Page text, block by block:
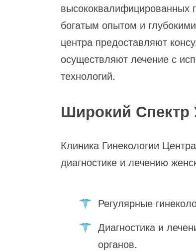
высококвалифицированных
богатым опытом и
центра предоставляют
осуществляют лечение с
технологий.
Широкий Спектр
Клиника Гинекологии
диагностике и лечению
Регулярные
Диагностика и
органов.